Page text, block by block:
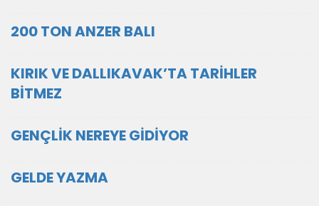
200 TON ANZER BALI
KIRIK VE DALLIKAVAK’TA TARİHLER
BİTMEZ
GENÇLİK NEREYE GİDİYOR
GELDE YAZMA